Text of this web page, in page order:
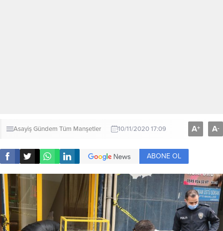
AsayişGündem Tüm Manşetler 10/11/2020 17:09 A+ A-
ABONE OL